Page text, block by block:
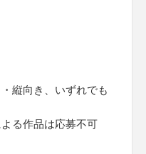
縦向き、いずれでも
る作品は応募不可